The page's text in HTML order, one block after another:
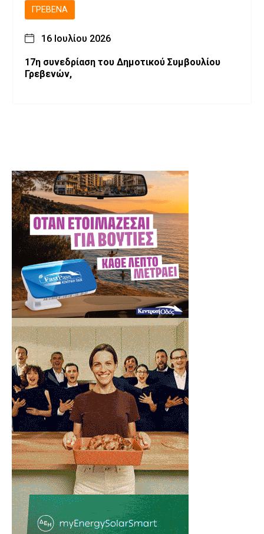
ΓΡΕΒΕΝΆ
16 Ιουλίου 2026
17η συνεδρίαση του Δημοτικού Συμβουλίου
Γρεβενών,